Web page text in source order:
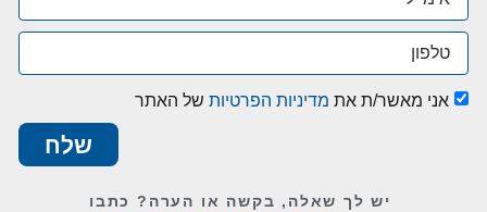
אני מאשר/ת את מדיניות הפרטיות של האתר
שלח
יש לך שאלה, בקשה או הערה? כתבו